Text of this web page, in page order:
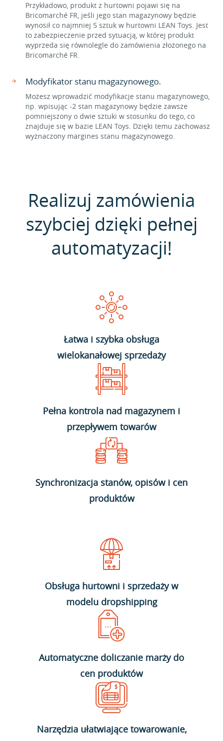
Przykładowo, produkt z hurtowni pojawi się na
Bricomarché FR, jeśli jego stan magazynowy będzie
wynosił co najmniej 5 sztuk w hurtowni LEAN Toys. Jest
to zabezpieczenie przed sytuacją, w której produkt
wyprzeda się równolegle do zamówienia złożonego na
Bricomarché FR.
Modyfikator stanu magazynowego.
Możesz wprowadzić modyfikacje stanu magazynowego,
np. wpisując -2 stan magazynowy będzie zawsze
pomniejszony o dwie sztuki w stosunku do tego, co
znajduje się w bazie LEAN Toys. Dzięki temu zachowasz
wyznaczony margines stanu magazynowego.
Realizuj zamówienia
szybciej dzięki pełnej
automatyzacji!
Łatwa i szybka obsługa
wielokanałowej sprzedaży
Pełna kontrola nad magazynem i
przepływem towarów
Synchronizacja stanów, opisów i cen
produktów
Obsługa hurtowni i sprzedaży w
modelu dropshipping
Automatyczne doliczanie marży do
cen produktów
Narzędzia ułatwiające towarowanie,